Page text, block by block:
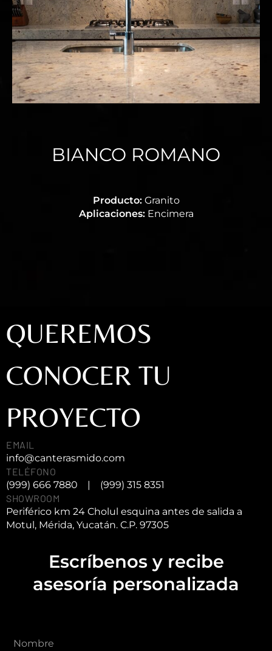
BIANCO ROMANO
Producto: Granito
Aplicaciones: Encimera
QUEREMOS
CONOCER TU
PROYECTO
EMAIL
info@canterasmido.com
TELÉFONO
(999) 666 7880
|
(999) 315 8351
SHOWROOM
Periférico km 24 Cholul esquina antes de salida a
Motul, Mérida, Yucatán. C.P. 97305
Escríbenos y recibe
asesoría personalizada